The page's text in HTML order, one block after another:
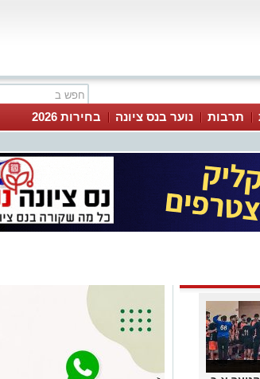
תרבות נוער בנס ציונה בחירות 2026